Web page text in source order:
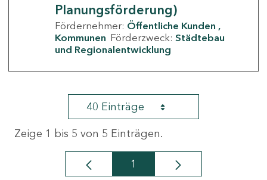
Planungsförderung)
Fördernehmer: Öffentliche Kunden
Kommunen Förderzweck: Städtebau
und Regionalentwicklung
40 Einträge
Zeige 1 bis 5 von 5 Einträgen.
Seite
1